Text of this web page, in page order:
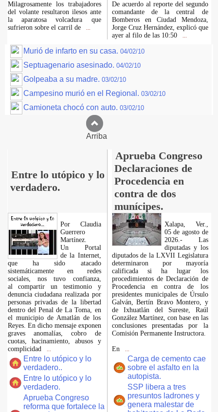
Milagrosamente los trabajadores
del volante resultaron ilesos ante
la aparatosa volcadura que
sufrieron sobre el carril de
De acuerdo al reporte del segundo
comandante de la central de
Bomberos en Ciudad Mendoza,
Jorge Cruz Hernández, explicó que
ayer al filo de las 10:50
Murió de infarto en su casa. 04/02/10
Septuagenario asesinado. 04/02/10
Golpeaba a su madre. 03/02/10
Campesino murió en el Regional. 03/02/10
Camioneta chocó con auto. 03/02/10
Arriba
Entre lo utópico y lo
verdadero.
Aprueba Congreso
Declaraciones de
Procedencia en
contra de dos
munícipes.
Por Claudia
Guerrero
Martínez.
​Un Portal
de la Internet,
que ha sido atacado
sistemáticamente en redes
sociales, nos tuvo confianza,
al compartir un testimonio y
denuncia ciudadana realizada por
personas privadas de la libertad
dentro del Penal de La Toma, en
el municipio de Amatlán de los
Reyes. En dicho mensaje exponen
graves anomalías, cobro de
cuotas, hacinamiento, abusos y
complicidad
Entre lo utópico y lo
verdadero..
Entre lo utópico y lo
verdadero.
Aprueba Congreso
reforma que fortalece la
Xalapa, Ver.,
05 de agosto de
2026.- Las
diputadas y los
diputados de la LXVII Legislatura
determinaron por mayoría
calificada si ha lugar los
procedimientos de Declaración de
Procedencia en contra de los
presidentes municipales de Úrsulo
Galván, Bertín Bravo Montero, y
de Ixhuatlán del Sureste, Raúl
González Martínez, con base en las
conclusiones presentadas por la
Comisión Permanente Instructora.
En
Carga de cemento cae
sobre el asfalto en la
autopista.
SSP libera a tres
presuntos ladrones y
genera malestar de